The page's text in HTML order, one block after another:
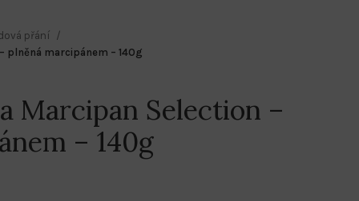
přání
plněná marcipánem – 140g
Marcipan Selection –
– 140g